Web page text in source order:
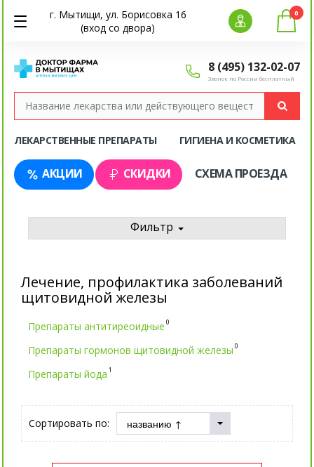
г. Мытищи, ул. Борисовка 16
(вход со двора)
8 (495) 132-02-07
Звонок по России бесплатный
0
ЛЕКАРСТВЕННЫЕ ПРЕПАРАТЫ ГИГИЕНА И КОСМЕТИКА
АКЦИИ СКИДКИ СХЕМА ПРОЕЗДА
Фильтр
Лечение, профилактика заболеваний
щитовидной железы
Препараты антитиреоидные 0
Препараты гормонов щитовидной железы 0
Препараты йода 1
Сортировать по: